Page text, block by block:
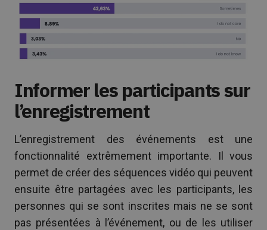
Informer les participants sur
l’enregistrement
L’enregistrement des événements est une
fonctionnalité extrêmement importante. Il vous
permet de créer des séquences vidéo qui peuvent
ensuite être partagées avec les participants, les
personnes qui se sont inscrites mais ne se sont
pas présentées à l’événement, ou de les utiliser